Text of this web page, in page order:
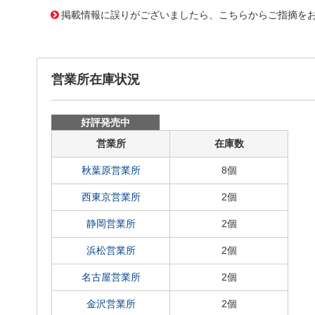
掲載情報に誤りがございましたら、こちらからご指摘を
営業所在庫状況
好評発売中
営業所
在庫数
秋葉原営業所 8個
西東京営業所 2個
静岡営業所 2個
浜松営業所 2個
名古屋営業所 2個
金沢営業所 2個